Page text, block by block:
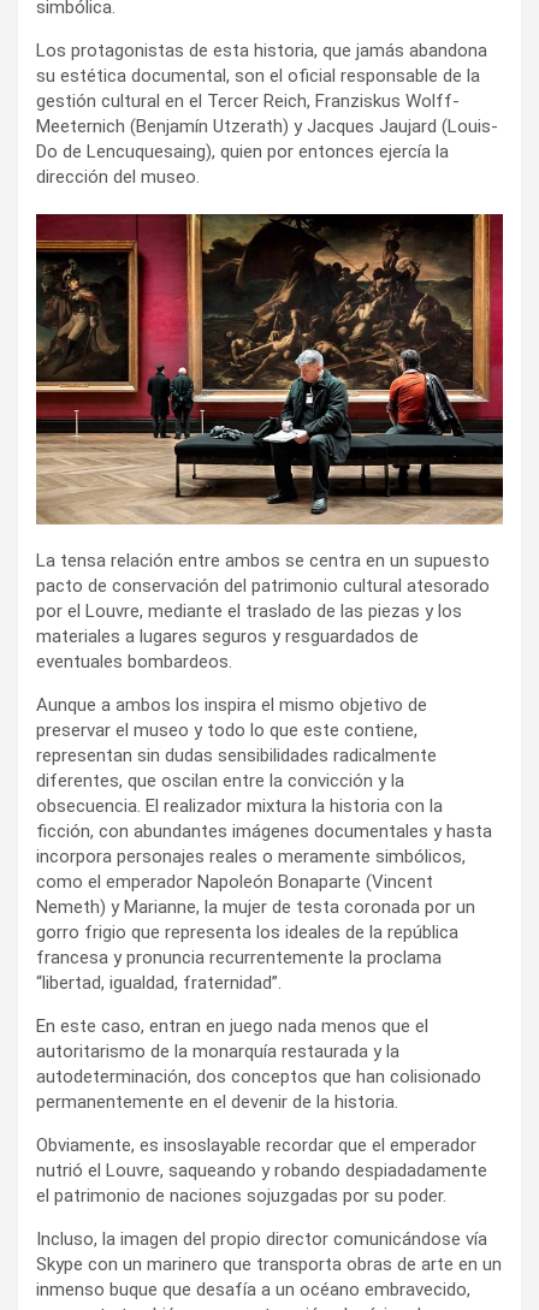
simbólica.
Los protagonistas de esta historia, que jamás abandona
su estética documental, son el oficial responsable de la
gestión cultural en el Tercer Reich, Franziskus Wolff-
Meeternich (Benjamín Utzerath) y Jacques Jaujard (Louis-
Do de Lencuquesaing), quien por entonces ejercía la
dirección del museo.
La tensa relación entre ambos se centra en un supuesto
pacto de conservación del patrimonio cultural atesorado
por el Louvre, mediante el traslado de las piezas y los
materiales a lugares seguros y resguardados de
eventuales bombardeos.
Aunque a ambos los inspira el mismo objetivo de
preservar el museo y todo lo que este contiene,
representan sin dudas sensibilidades radicalmente
diferentes, que oscilan entre la convicción y la
obsecuencia. El realizador mixtura la historia con la
ficción, con abundantes imágenes documentales y hasta
incorpora personajes reales o meramente simbólicos,
como el emperador Napoleón Bonaparte (Vincent
Nemeth) y Marianne, la mujer de testa coronada por un
gorro frigio que representa los ideales de la república
francesa y pronuncia recurrentemente la proclama
“libertad, igualdad, fraternidad”.
En este caso, entran en juego nada menos que el
autoritarismo de la monarquía restaurada y la
autodeterminación, dos conceptos que han colisionado
permanentemente en el devenir de la historia.
Obviamente, es insoslayable recordar que el emperador
nutrió el Louvre, saqueando y robando despiadadamente
el patrimonio de naciones sojuzgadas por su poder.
Incluso, la imagen del propio director comunicándose vía
Skype con un marinero que transporta obras de arte en un
inmenso buque que desafía a un océano embravecido,